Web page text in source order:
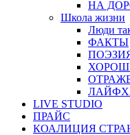
НА
Школа жизни
Люди
ФАКТЫ
LIVE STUDIO
ПРАЙС
КОАЛИЦИЯ